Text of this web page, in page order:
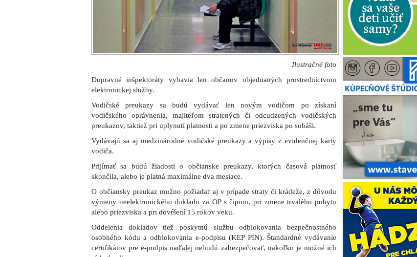
Ilustračné foto
Dopravné inšpektoráty vybavia len občanov objednaných prostredníctvom
elektronickej služby.
Vodičské preukazy sa budú vydávať len novým vodičom po získaní
vodičského oprávnenia, majiteľom stratených či odcudzených vodičských
preukazov, taktiež pri uplynutí platnosti a po zmene priezviska po sobáši.
Vydávajú sa aj medzinárodné vodičské preukazy a výpisy z evidenčnej karty
vodiča.
Prijímať sa budú žiadosti o občianske preukazy, ktorých časová platnosť
skončila, alebo je platná maximálne dva mesiace.
O občiansky preukaz možno požiadať aj v prípade straty či krádeže, z dôvodu
výmeny neelektronického dokladu za OP s čipom, pri zmene trvalého pobytu
alebo priezviska a pri dovŕšení 15 rokov veku.
Oddelenia dokladov tiež poskytnú službu odblokovania bezpečnostného
osobného kódu a odblokovania e-podpisu (KEP PIN). Štandardné vydávanie
certifikátov pre e-podpis naďalej nebudú zabezpečovať, nakoľko je možné ich